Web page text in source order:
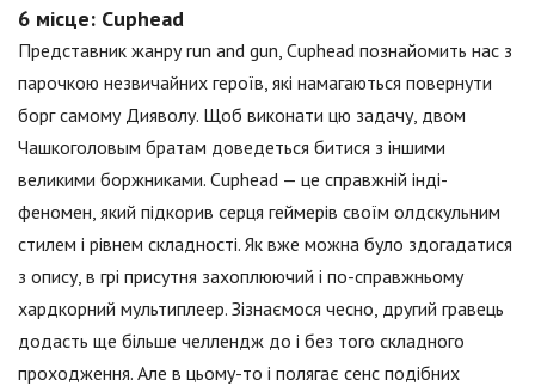
6 місце: Cuphead
Представник жанру run and gun, Cuphead познайомить нас з
парочкою незвичайних героїв, які намагаються повернути
борг самому Дияволу. Щоб виконати цю задачу, двом
Чашкоголовым братам доведеться битися з іншими
великими боржниками. Cuphead — це справжній інді-
феномен, який підкорив серця геймерів своїм олдскульним
стилем і рівнем складності. Як вже можна було здогадатися
з опису, в грі присутня захоплюючий і по-справжньому
хардкорний мультиплеер. Зізнаємося чесно, другий гравець
додасть ще більше челлендж до і без того складного
проходження. Але в цьому-то і полягає сенс подібних